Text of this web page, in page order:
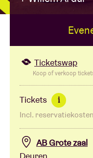
BRDCST
Concertcheque
Over AB
Ticketswap
Koop of verkoop
Tickets i
Incl. reservatiekosten
AB Grote zaal